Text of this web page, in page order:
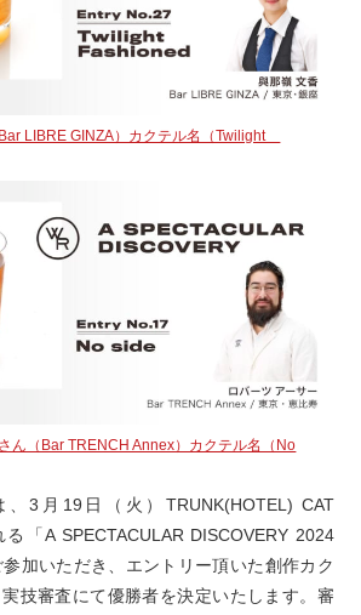
LIBRE GINZA）カクテル名（Twilight
ん（Bar TRENCH Annex）カクテル名（No
3月19日（火）TRUNK(HOTEL) CAT
「A SPECTACULAR DISCOVERY 2024
加いただき、エントリー頂いた創作カク
技審査にて優勝者を決定いたします。審